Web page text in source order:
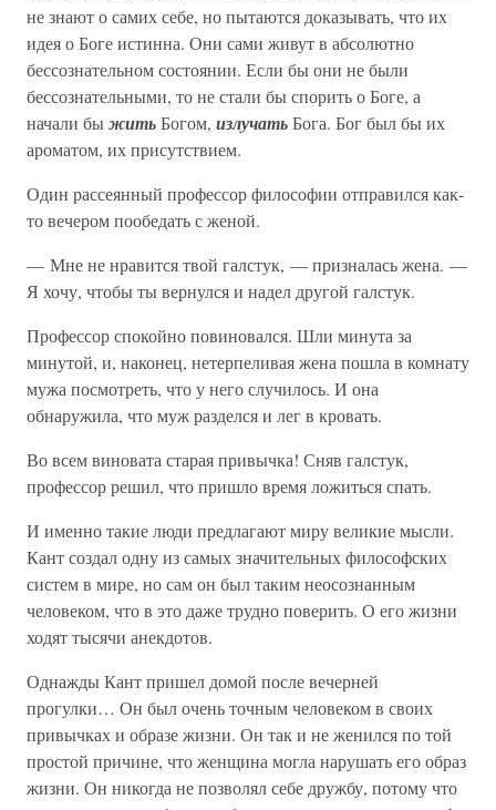
не знают о самих себе, но пытаются доказывать, что их
идея о Боге истинна. Они сами живут в абсолютно
бессознательном состоянии. Если бы они не были
бессознательными, то не стали бы спорить о Боге, а
начали быжитьБогом, излучатьБога. Бог был бы их
ароматом, их присутствием.
Один рассеянный профессор философии отправился как-
то вечером пообедать с женой.
— Мне не нравится твой галстук, — призналась жена. —
Я хочу, чтобы ты вернулся и надел другой галстук.
Профессор спокойно повиновался. Шли минута за
минутой, и, наконец, нетерпеливая жена пошла в комнату
мужа посмотреть, что у него случилось. И она
обнаружила, что муж разделся и лег в кровать.
Во всем виновата старая привычка! Сняв галстук,
профессор решил, что пришло время ложиться спать.
И именно такие люди предлагают миру великие мысли.
Кант создал одну из самых значительных философских
систем в мире, но сам он был таким неосознанным
человеком, что в это даже трудно поверить. О его жизни
ходят тысячи анекдотов.
Однажды Кант пришел домой после вечерней
прогулки… Он был очень точным человеком в своих
привычках и образе жизни. Он так и не женился по той
простой причине, что женщина могла нарушать его образ
жизни. Он никогда не позволял себе дружбу, потому что